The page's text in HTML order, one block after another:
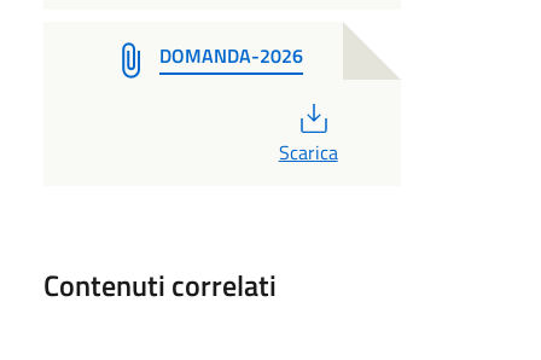
DOMANDA-2026
Scarica
Contenuti correlati